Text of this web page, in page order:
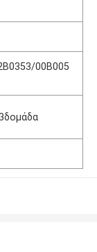
00B005